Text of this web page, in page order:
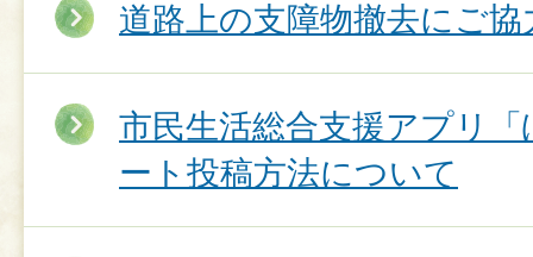
道路上の支障物撤去にご協
市民生活総合支援アプリ
ート投稿方法について